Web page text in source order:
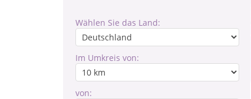
Wählen Sie das Land:
Im Umkreis von:
von: